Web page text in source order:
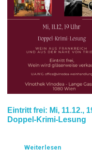
Eintritt frei: Mi, 11.12.,
Doppel-Krimi-Lesung
Weiterlesen